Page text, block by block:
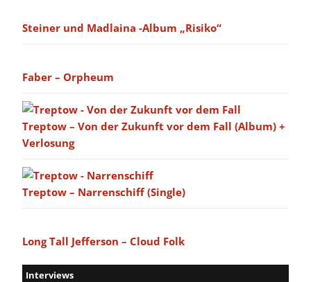
Steiner und Madlaina -Album „Risiko“
Faber – Orpheum
Treptow – Von der Zukunft vor dem Fall (Album) +
Verlosung
Treptow – Narrenschiff (Single)
Long Tall Jefferson – Cloud Folk
Interviews